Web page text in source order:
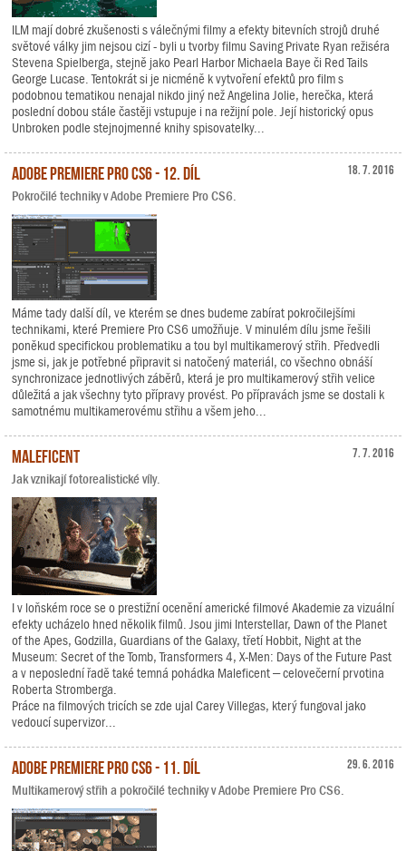
ILM mají dobré zkušenosti s válečnými filmy a efekty bitevních strojů druhé
světové války jim nejsou cizí - byli u tvorby filmu Saving Private Ryan režiséra
Stevena Spielberga, stejně jako Pearl Harbor Michaela Baye či Red Tails
George Lucase. Tentokrát si je nicméně k vytvoření efektů pro film s
podobnou tematikou nenajal nikdo jiný než Angelina Jolie, herečka, která
poslední dobou stále častěji vstupuje i na režijní pole. Její historický opus
Unbroken podle stejnojmenné knihy spisovatelky...
18. 7. 2016
Adobe Premiere Pro CS6 - 12. díl
Pokročilé techniky v Adobe Premiere Pro CS6.
Máme tady další díl, ve kterém se dnes budeme zabírat pokročilejšími
technikami, které Premiere Pro CS6 umožňuje. V minulém dílu jsme řešili
poněkud specifickou problematiku a tou byl multikamerový střih. Předvedli
jsme si, jak je potřebné připravit si natočený materiál, co všechno obnáší
synchronizace jednotlivých záběrů, která je pro multikamerový střih velice
důležitá a jak všechny tyto přípravy provést. Po přípravách jsme se dostali k
samotnému multikamerovému střihu a všem jeho...
7. 7. 2016
Maleficent
Jak vznikají fotorealistické víly.
I v loňském roce se o prestižní ocenění americké filmové Akademie za vizuální
efekty ucházelo hned několik filmů. Jsou jimi Interstellar, Dawn of the Planet
of the Apes, Godzilla, Guardians of the Galaxy, třetí Hobbit, Night at the
Museum: Secret of the Tomb, Transformers 4, X-Men: Days of the Future Past
a v neposlední řadě také temná pohádka Maleficent – celovečerní prvotina
Roberta Stromberga.
Práce na filmových tricích se zde ujal Carey Villegas, který fungoval jako
vedoucí supervizor...
29. 6. 2016
Adobe Premiere Pro CS6 - 11. díl
Multikamerový střih a pokročilé techniky v Adobe Premiere Pro CS6.